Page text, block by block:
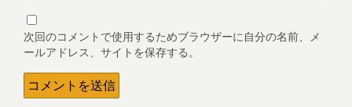
次回のコメントで使用するためブラウザーに自分の名前、メ
ールアドレス、サイトを保存する。